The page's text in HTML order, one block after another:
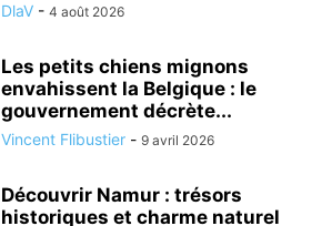
DlaV - 4 août 2026
Les petits chiens mignons
envahissent la Belgique : le
gouvernement décrète...
Vincent Flibustier - 9 avril 2026
Découvrir Namur : trésors
historiques et charme naturel